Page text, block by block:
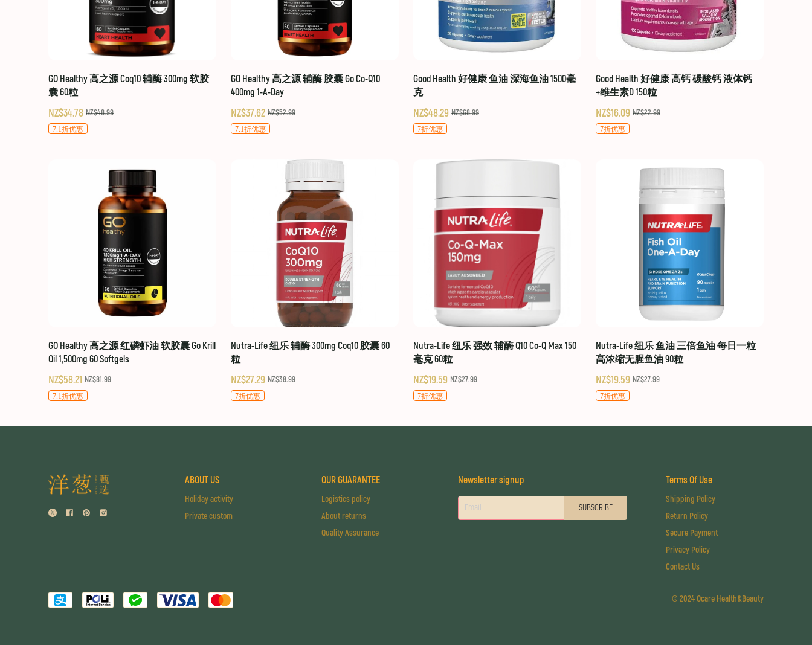
GO Healthy 高之源 Coq10 辅酶 300mg 软胶
囊 60粒
NZ$34.78 NZ$48.99
7.1折优惠
GO Healthy 高之源 辅酶 胶囊 Go Co-Q10
400mg 1-A-Day
NZ$37.62 NZ$52.99
7.1折优惠
Good Health 好健康 鱼油 深海鱼油 1500毫
克
NZ$48.29 NZ$68.99
7折优惠
Good Health 好健康 高钙 碳酸钙 液体钙
+维生素D 150粒
NZ$16.09 NZ$22.99
7折优惠
GO Healthy 高之源 红磷虾油 软胶囊 Go Krill
Oil 1,500mg 60 Softgels
NZ$58.21 NZ$81.99
7.1折优惠
Nutra-Life 纽乐 辅酶 300mg Coq10 胶囊 60
粒
NZ$27.29 NZ$38.99
7折优惠
Nutra-Life 纽乐 强效 辅酶 Q10 Co-Q Max 150
毫克 60粒
NZ$19.59 NZ$27.99
7折优惠
Nutra-Life 纽乐 鱼油 三倍鱼油 每日一粒
高浓缩无腥鱼油 90粒
NZ$19.59 NZ$27.99
7折优惠
ABOUT US
Holiday activity
Private custom
OUR GUARANTEE
Logistics policy
About returns
Quality Assurance
Newsletter signup
SUBSCRIBE
Terms Of Use
Shipping Policy
Return Policy
Secure Payment
Privacy Policy
Contact Us
© 2024 Ocare Health&Beauty